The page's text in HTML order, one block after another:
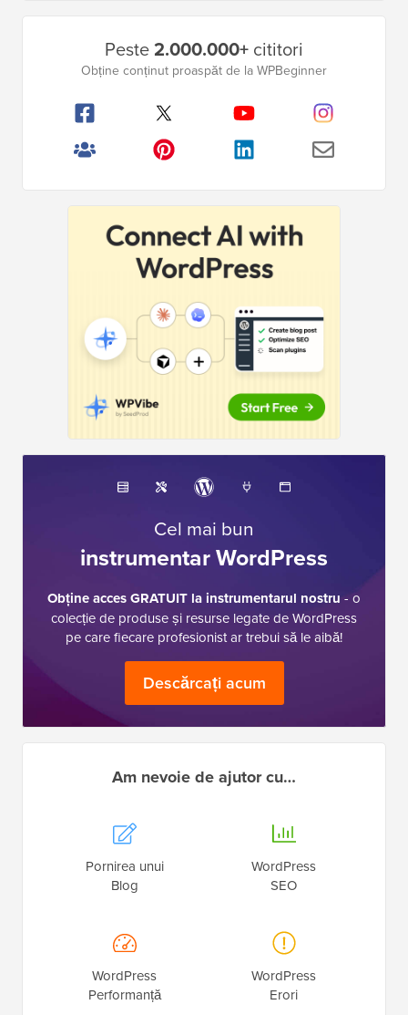
principală
Peste2.000.000+ cititori
Obține conținut proaspăt de la WPBeginner
Cel mai bun
instrumentar WordPress
Obține acces GRATUIT la instrumentarul nostru - o
colecție de produse și resurse legate de WordPress
pe care fiecare profesionist ar trebui să le aibă!
Descărcați acum
Am nevoie de ajutor cu…
Pornirea unui
Blog
WordPress
SEO
WordPress
Performanță
WordPress
Erori